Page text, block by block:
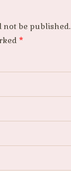
not be published.
*